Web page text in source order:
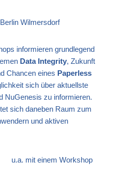
Wilmersdorf
informieren grundlegend
Data Integrity, Zukunft
Chancen eines Paperless
sich über aktuellste
NuGenesis zu informieren.
sich daneben Raum zum
und aktiven
u.a. mit einem Workshop